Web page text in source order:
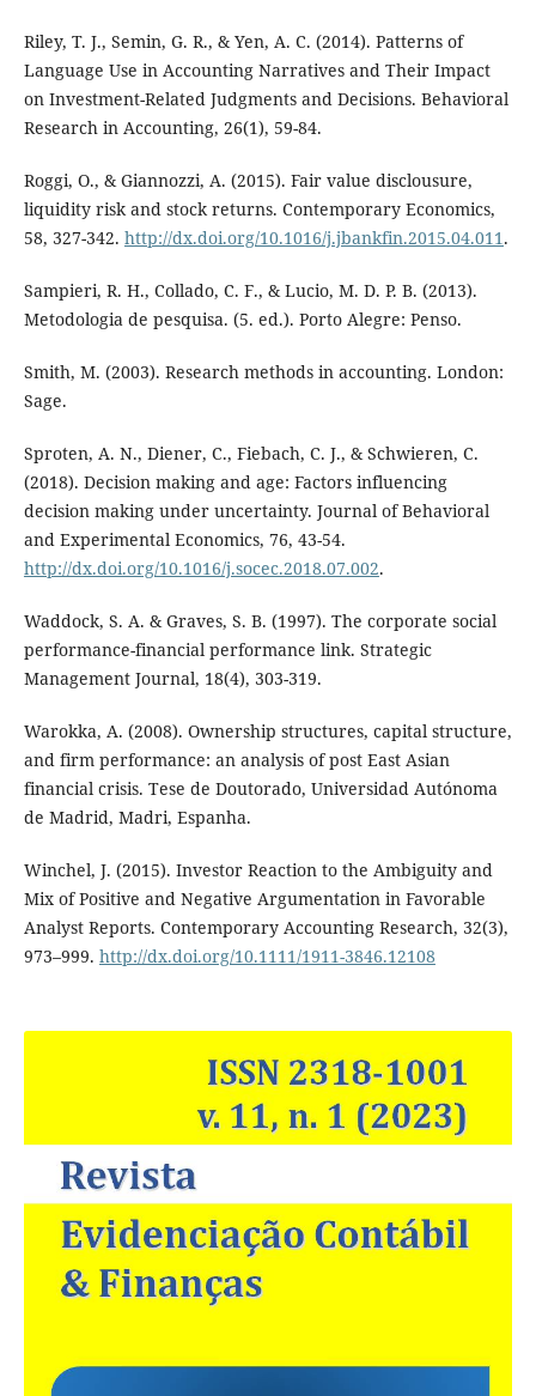
Riley, T. J., Semin, G. R., & Yen, A. C. (2014). Patterns of
Language Use in Accounting Narratives and Their Impact
on Investment-Related Judgments and Decisions. Behavioral
Research in Accounting, 26(1), 59-84.
Roggi, O., & Giannozzi, A. (2015). Fair value disclousure,
liquidity risk and stock returns. Contemporary Economics,
58, 327-342. http://dx.doi.org/10.1016/j.jbankfin.2015.04.011 .
Sampieri, R. H., Collado, C. F., & Lucio, M. D. P. B. (2013).
Metodologia de pesquisa. (5. ed.). Porto Alegre: Penso.
Smith, M. (2003). Research methods in accounting. London:
Sage.
Sproten, A. N., Diener, C., Fiebach, C. J., & Schwieren, C.
(2018). Decision making and age: Factors influencing
decision making under uncertainty. Journal of Behavioral
and Experimental Economics, 76, 43-54.
http://dx.doi.org/10.1016/j.socec.2018.07.002.
Waddock, S. A. & Graves, S. B. (1997). The corporate social
performance-financial performance link. Strategic
Management Journal, 18(4), 303-319.
Warokka, A. (2008). Ownership structures, capital structure,
and firm performance: an analysis of post East Asian
financial crisis. Tese de Doutorado, Universidad Autónoma
de Madrid, Madri, Espanha.
Winchel, J. (2015). Investor Reaction to the Ambiguity and
Mix of Positive and Negative Argumentation in Favorable
Analyst Reports. Contemporary Accounting Research, 32(3),
973–999. http://dx.doi.org/10.1111/1911-3846.12108